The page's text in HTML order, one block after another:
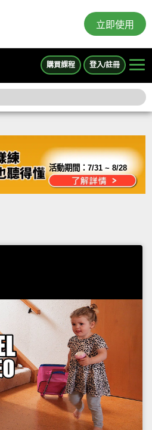
立即使用
購買課程 登入/註冊
活動期間：7/31 ~ 8/28